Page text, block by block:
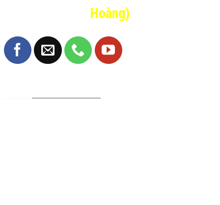
Hoàng)